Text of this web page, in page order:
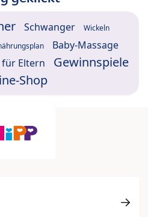
Schwanger Wickeln
Baby-Massage
für Eltern
Gewinnspiele
Shop